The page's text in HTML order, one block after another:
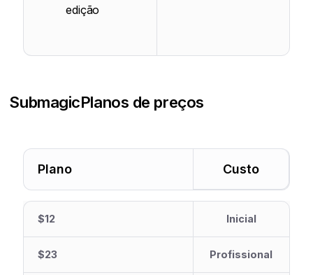
edição
SubmagicPlanos de preços
Plano Custo
$12 Inicial
$23 Profissional